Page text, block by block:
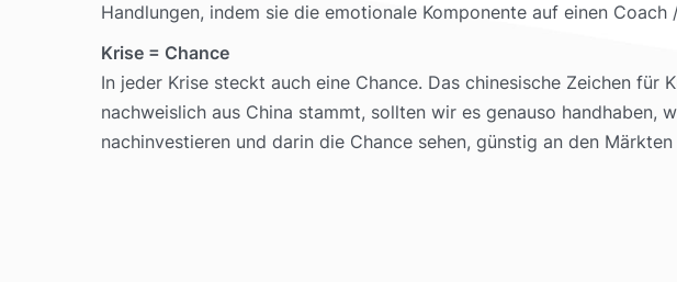
Handlungen, indem sie die emotionale Komponente auf einen
Krise = Chance
In jeder Krise steckt auch eine Chance. Das chinesische Zeichen
nachweislich aus China stammt, sollten wir es genauso handhaben,
nachinvestieren und darin die Chance sehen, günstig an den